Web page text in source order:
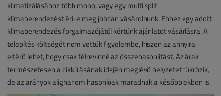
klimatizálásához több mono, vagy egy multi split
klímaberendezést éri-e meg jobban vásárolnunk. Ehhez egy adott
klímaberendezés forgalmazójától kértünk ajánlatot vásárlásra. A
telepítés költségét nem vettük figyelembe, hiszen az annyira
eltérő lehet, hogy csak félrevinné az összehasonlítást. Az árak
természetesen a cikk írásának idején meglévő helyzetet tükrözik,
de az arányok alighanem hasonlóak maradnak a későbbiekben is.